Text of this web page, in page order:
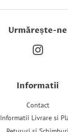
Urmărește-ne
Informatii
Contact
Informatii Livrare si